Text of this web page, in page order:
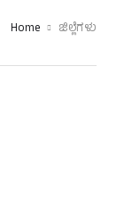
Home ಜಿಲ್ಲೆಗಳು